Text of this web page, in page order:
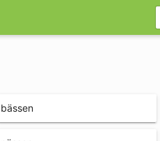
bässen